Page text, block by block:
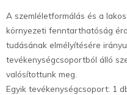
A szemléletformálás és a
környezeti fenntarthatóság
tudásának elmélyítésére
tevékenységcsoportból álló
valósítottunk meg.
Egyik tevékenységcsoport: 1